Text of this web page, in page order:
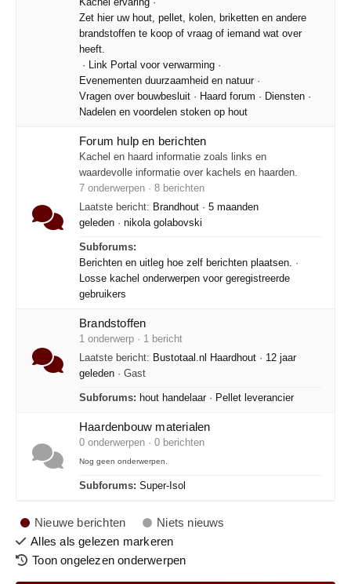
Kachel ervaring ·
Zet hier uw hout, pellet, kolen, briketten en andere
brandstoffen te koop of vraag of iemand wat over
heeft.
· Link Portal voor verwarming ·
Evenementen duurzaamheid en natuur·
Vragen over bouwbesluit · Haard forum · Diensten ·
Nadelen en voordelen stoken op hout
Forum hulp en berichten
Kachel en haard informatie zoals links en
waardevolle informatie over kachels en haarden.
7 onderwerpen · 8 berichten
Laatste bericht: Brandhout · 5 maanden
geleden · nikola golabovski
Subforums:
Berichten en uitleg hoe zelf berichten plaatsen. ·
Losse kachel onderwerpen voor geregistreerde
gebruikers
Brandstoffen
1 onderwerp · 1 bericht
Laatste bericht: Bustotaal.nl Haardhout · 12 jaar
geleden · Gast
Subforums: hout handelaar· Pellet leverancier
Haardenbouw materialen
0 onderwerpen · 0 berichten
Nog geen onderwerpen.
Subforums: Super-Isol
Nieuwe berichten
Niets nieuws
Alles als gelezen markeren
Toon ongelezen onderwerpen